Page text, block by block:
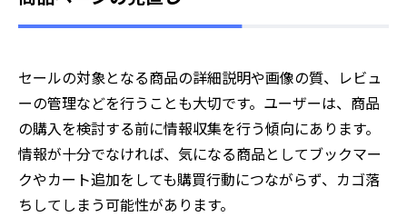
セールの対象となる商品の詳細説明や画像の質、レビュ
ーの管理などを行うことも大切です。ユーザーは、商品
の購入を検討する前に情報収集を行う傾向にあります。
情報が十分でなければ、気になる商品としてブックマー
クやカート追加をしても購買行動につながらず、カゴ落
ちしてしまう可能性があります。